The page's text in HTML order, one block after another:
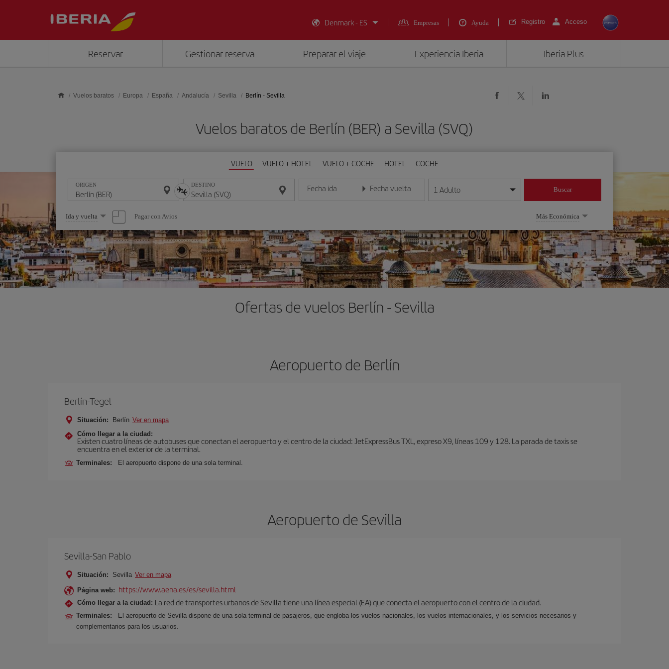
Denmark - ES
Empresas Ayuda Registro Acceso
Reservar Gestionar reserva Preparar el viaje Experiencia Iberia Iberia Plus
Vuelos baratos Europa España Andalucía Sevilla Berlín - Sevilla
Vuelos baratos de Berlín (BER) a Sevilla (SVQ)
VUELO VUELO + HOTEL VUELO + COCHE HOTEL COCHE
ORIGEN DESTINO Fecha ida
Introduce la fecha en formato día/mes/año
Fecha vuelta
Introduce la fecha en formato día/mes/año
1 Adulto Buscar
Seleccione
una
opción
Ida y vuelta Pagar con Avios Más Económica
Ofertas de vuelos Berlín - Sevilla
Aeropuerto de Berlín
Berlín-Tegel
Situación: Berlín Ver en mapa
Cómo llegar a la ciudad:
Existen cuatro líneas de autobuses que conectan el aeropuerto y el centro de la ciudad: JetExpressBus TXL, expreso X9, lí­neas 109 y 128. La parada de taxis se
encuentra en el exterior de la terminal.
Terminales: El aeropuerto dispone de una sola terminal.
Aeropuerto de Sevilla
Sevilla-San Pablo
Situación: Sevilla Ver en mapa
Página web: https://www.aena.es/es/sevilla.html
Cómo llegar a la ciudad: La red de transportes urbanos de Sevilla tiene una línea especial (EA) que conecta el aeropuerto con el centro de la ciudad.
Terminales:
El aeropuerto de Sevilla dispone de una sola terminal de pasajeros, que engloba los vuelos nacionales, los vuelos internacionales, y los servicios necesarios y
complementarios para los usuarios.